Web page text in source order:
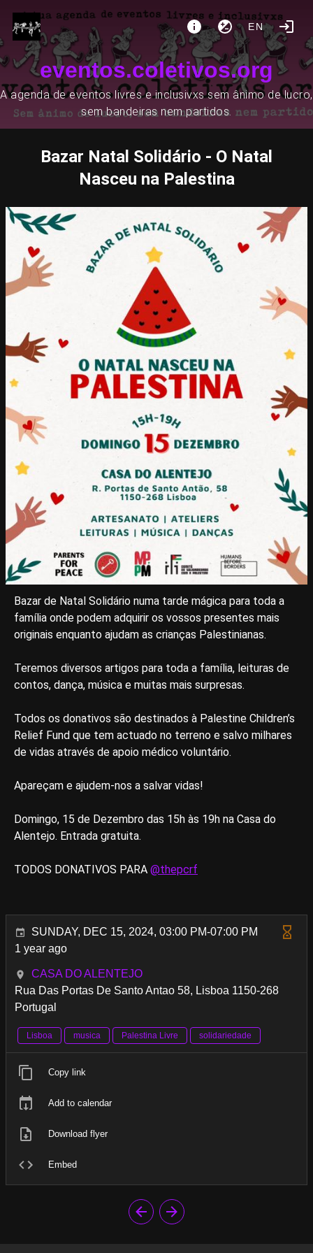
EN
eventos.coletivos.org
A agenda de eventos livres e inclusivxs sem ânimo de lucro,
sem bandeiras nem partidos.
Bazar Natal Solidário - O Natal
Nasceu na Palestina
Bazar de Natal Solidário numa tarde mágica para toda a
família onde podem adquirir os vossos presentes mais
originais enquanto ajudam as crianças Palestinianas.
Teremos diversos artigos para toda a família, leituras de
contos, dança, música e muitas mais surpresas.
Todos os donativos são destinados à Palestine Children’s
Relief Fund que tem actuado no terreno e salvo milhares
de vidas através de apoio médico voluntário.
Apareçam e ajudem-nos a salvar vidas!
Domingo, 15 de Dezembro das 15h às 19h na Casa do
Alentejo. Entrada gratuita.
TODOS DONATIVOS PARA @thepcrf
SUNDAY, DEC 15, 2024, 03:00 PM-07:00 PM
1 year ago
CASA DO ALENTEJO
Rua Das Portas De Santo Antao 58, Lisboa 1150-268
Portugal
Lisboa musica Palestina Livre solidariedade
Copy link
Add to calendar
Download flyer
Embed